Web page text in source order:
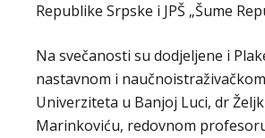
Republike Srpske i JPŠ „Šume
Na svečanosti su dodjeljene i
nastavnom i
Univerziteta u Banjoj Luci, dr
Marinkoviću, redovnom